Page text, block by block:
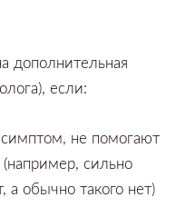
дополнительная
если:⠀
не помогают
(например, сильно
а обычно такого нет)⠀